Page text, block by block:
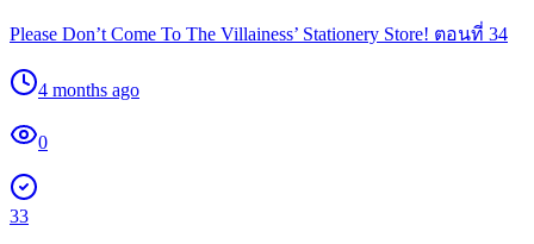
Please Don’t Come To The Villainess’ Stationery Store! ตอนที่ 34
4 months ago
0
33